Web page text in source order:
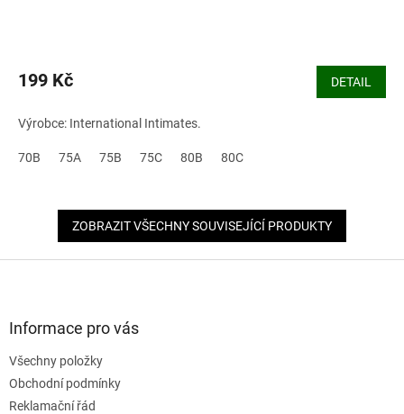
199 Kč DETAIL
Výrobce: International Intimates.
70B 75A 75B 75C 80B 80C
ZOBRAZIT VŠECHNY SOUVISEJÍCÍ PRODUKTY
Informace pro vás
Všechny položky
Obchodní podmínky
Reklamační řád